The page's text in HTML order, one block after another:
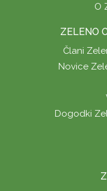
O
ZELENO
Člani
Novice
Dogodki